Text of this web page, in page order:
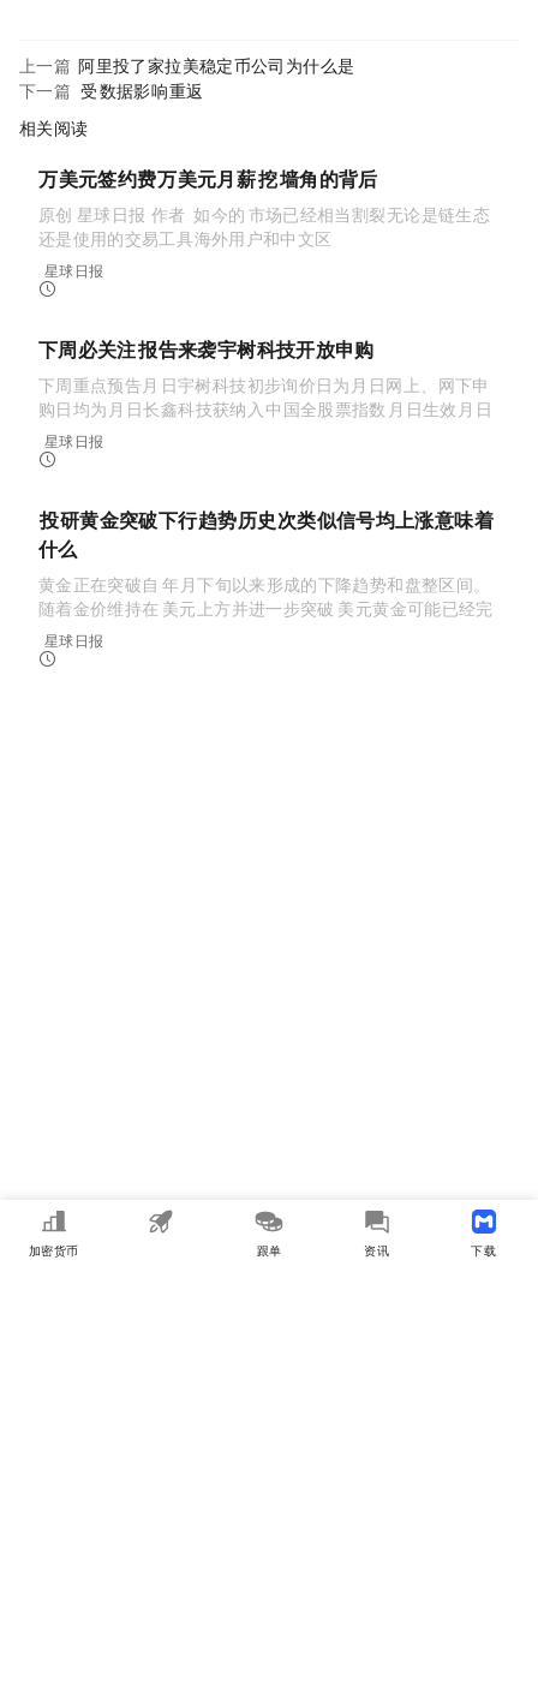
上一篇: 阿里投了家拉美稳定币公司，为什么是 VelaFi？
下一篇: 1.14 受CPI数据影响BTC重返95000
相关阅读
2万美元签约费+3万美元月薪，Pump.fun挖FOMO墙角的背后
原创 ｜Odaily 星球日报（@OdailyChina）作者｜Golem（@web3_golem） 如今的 Meme 市场已经相当割裂，无论是链生态
还是使用的交易工具，海外用户和中文区...
星球日报
下周必关注｜CPI报告来袭；宇树科技开放申购（8.10-8.16）
下周重点预告8月10日宇树科技：初步询价日为8月5日，网上、网下申
购日均为8月10日；长鑫科技获纳入MSCI中国全股票指数，8月10日生效；8月12日
美国将于8月12日公布新一期CPI报告，或影响美联...
星球日报
BIT 投研：黄金突破下行趋势，历史10次类似信号均上涨意味着
什么？
黄金正在突破自 2026 年 1 月下旬以来形成的下降趋势和盘整区间。
随着金价维持在 4,000 美元上方，并进一步突破 4,200 美元，黄金可能已经完
成筑底。与此同时，美联储政策预期、全球央行购金...
星球日报
加密货币 跟单 资讯 下载APP